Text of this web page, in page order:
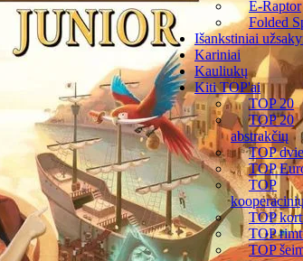
E-Raptor
Folded
Išankstiniai
Kariniai
Kauliukų
Kiti TOP'ai
TOP 20
TOP 20
abstrakčių
TOP
TOP
TOP
kooperacinių
TOP
TOP
TOP